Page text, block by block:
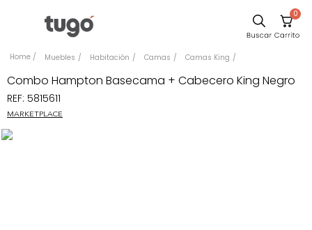
0
Muebles Habitación Camas Camas King
Combo Hampton Basecama + Cabecero King Negro
REF: 5815611
MARKETPLACE
Comedor
Silla